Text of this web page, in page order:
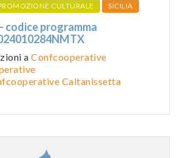
CULTURALE
SICILIA
codice programma
a Confcooperative
Caltanissetta